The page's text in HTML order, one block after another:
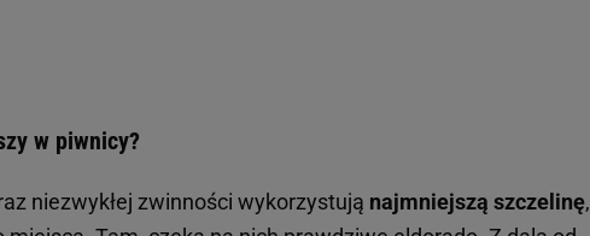
w piwnicy?
niezwykłej zwinności wykorzystują najmniejszą szczelinę,